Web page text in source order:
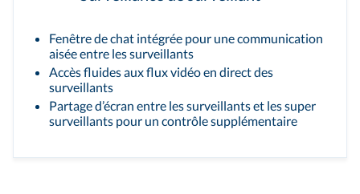
Fenêtre de chat intégrée pour une communication
aisée entre les surveillants
Accès fluides aux flux vidéo en direct des
surveillants
Partage d’écran entre les surveillants et les super
surveillants pour un contrôle supplémentaire